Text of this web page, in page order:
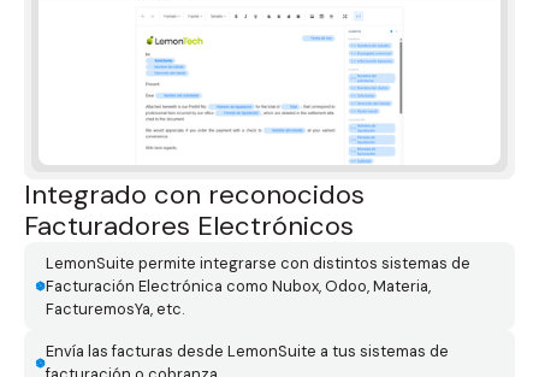
Integrado con reconocidos
Fac turadores Electrónicos
LemonSuite permite integrarse con distintos sistemas de
Facturación Electrónica como Nubox, Odoo, Materia,
FacturemosYa, etc.
Envía las facturas desde LemonSuite a tus sistemas de